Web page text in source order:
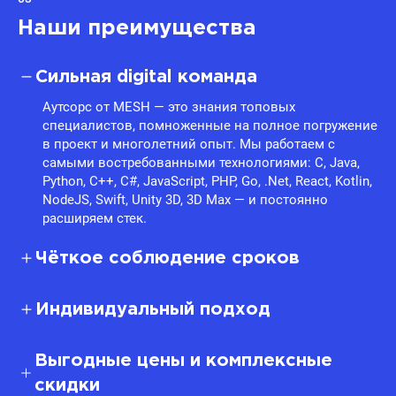
Наши преимущества
Сильная digital команда
Аутсорс от MESH — это знания топовых
специалистов, помноженные на полное погружение
в проект и многолетний опыт. Мы работаем с
самыми востребованными технологиями: C, Java,
Python, C++, C#, JavaScript, PHP, Go, .Net, React, Kotlin,
NodeJS, Swift, Unity 3D, 3D Max — и постоянно
расширяем стек.
Чёткое соблюдение сроков
Индивидуальный подход
Выгодные цены и комплексные
скидки